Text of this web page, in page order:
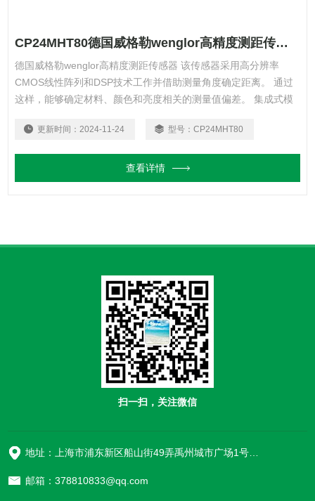
CP24MHT80德国威格勒wenglor高精度测距传感器
德国威格勒wenglor高精度测距传感器 该传感器采用高分辨率
CMOS线性阵列和DSP技术工作并借助测量角度确定距离。 通过
这样，能够确定材料、颜色和亮度相关的测量值偏差。 集成式模
mA（20...4 mA）编程。
更新时间： 2024-11-24 型号： CP24MHT80
查看详情
扫一扫，关注微信
地址：上海市浦东新区船山街49弄禹州城市广场1号楼906
邮箱：378810833@qq.com